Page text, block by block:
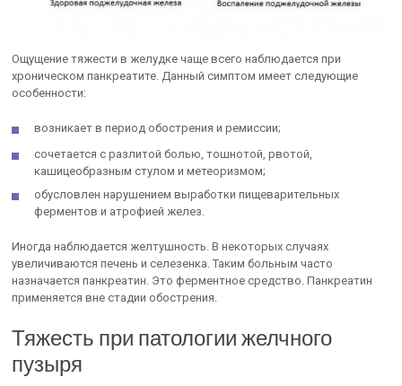
Ощущение тяжести в желудке чаще всего наблюдается при
хроническом панкреатите. Данный симптом имеет следующие
особенности:
возникает в период обострения и ремиссии;
сочетается с разлитой болью, тошнотой, рвотой,
кашицеобразным стулом и метеоризмом;
обусловлен нарушением выработки пищеварительных
ферментов и атрофией желез.
Иногда наблюдается желтушность. В некоторых случаях
увеличиваются печень и селезенка. Таким больным часто
назначается панкреатин. Это ферментное средство. Панкреатин
применяется вне стадии обострения.
Тяжесть при патологии желчного
пузыря